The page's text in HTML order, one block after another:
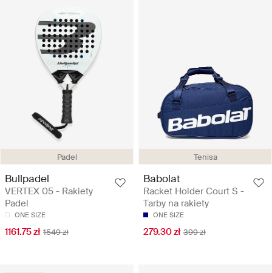
Padel
Bullpadel
VERTEX 05 - Rakiety
Padel
ONE SIZE
1161.75 zł 1549 zł
Tenisa
Babolat
Racket Holder Court S -
Tarby na rakiety
ONE SIZE
279.30 zł 399 zł